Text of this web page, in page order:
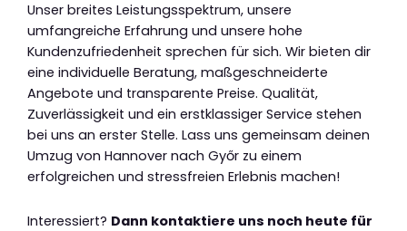
Unser breites Leistungsspektrum, unsere
umfangreiche Erfahrung und unsere hohe
Kundenzufriedenheit sprechen für sich. Wir bieten dir
eine individuelle Beratung, maßgeschneiderte
Angebote und transparente Preise. Qualität,
Zuverlässigkeit und ein erstklassiger Service stehen
bei uns an erster Stelle. Lass uns gemeinsam deinen
Umzug von Hannover nach Győr zu einem
erfolgreichen und stressfreien Erlebnis machen!
Interessiert? Dann kontaktiere uns noch heute für